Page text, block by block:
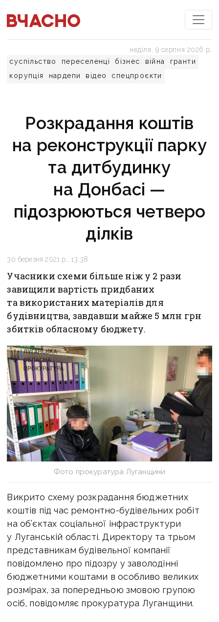
суспільство переселенці бізнес війна
гранти
корупція
нардепи відео спецпроєкти
неділя, 9 серпня 2026 р.
Розкрадання коштів
на реконструкції парку
та дитбудинку
на Донбасі —
підозрюються четверо
ділків
30 березня 2021 р., 13:38
Учасники схеми більше ніж у 2 рази
завищили вартість придбаних
та використаних матеріалів для
будівництва, завдавши майже 5 млн грн
збитків обласному бюджету.
Фото прокуратура Луганщини
Викрито схему розкрадання бюджетних
коштів під час ремонтно-будівельних робіт
на об’єктах соціальної інфраструктури
у Луганській області. Директору та трьом
представникам будівельної компанії
повідомлено про підозру у заволодінні
бюджетними коштами в особливо великих
розмірах, за попередньою змовою групою
осіб, повідомляє прокуратура Луганщини.